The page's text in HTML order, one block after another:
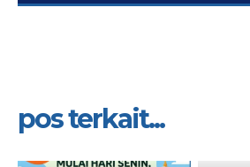
pos terkait...